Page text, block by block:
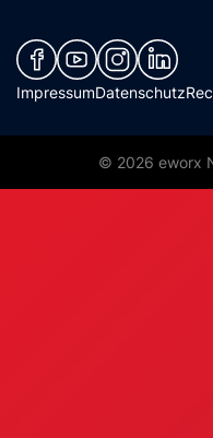
(neues Fenster)
(neues Fenster)
(neues(neues
ImpressumDatenschutz
© 2026 eworx